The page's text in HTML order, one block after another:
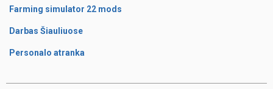
Farming simulator 22 mods
Darbas Šiauliuose
Personalo atranka